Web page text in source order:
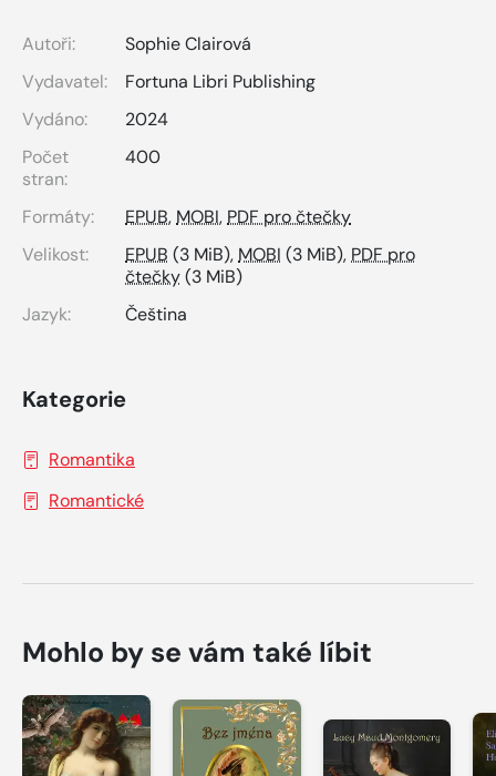
Autoři:
Sophie Clairová
Vydavatel:
Fortuna Libri Publishing
Vydáno:
2024
Počet
stran:
400
Formáty: EPUB, MOBI, PDF pro čtečky
Velikost:
EPUB (3 MiB), MOBI (3 MiB), PDF pro
čtečky(3 MiB)
Jazyk:
Čeština
Kategorie
Romantika
Romantické
Mohlo by se vám také líbit